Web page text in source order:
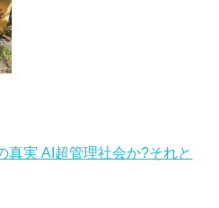
真実 AI超管理社会か?それと